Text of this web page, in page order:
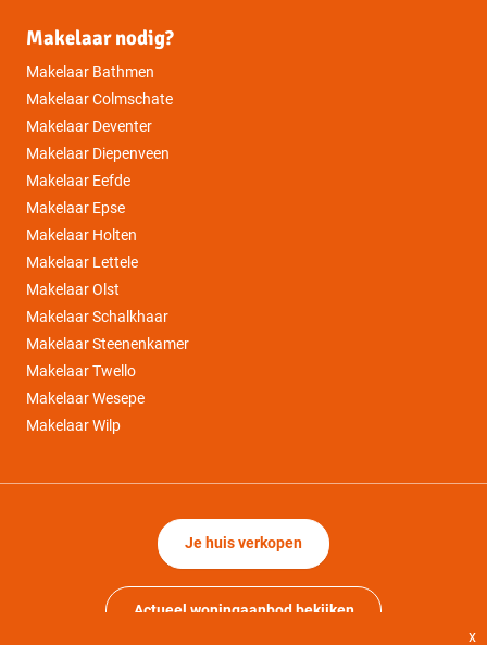
x
Makelaar nodig?
Makelaar Bathmen
Makelaar Colmschate
Makelaar Deventer
Makelaar Diepenveen
Makelaar Eefde
Makelaar Epse
Makelaar Holten
Makelaar Lettele
Makelaar Olst
Makelaar Schalkhaar
Makelaar Steenenkamer
Makelaar Twello
Makelaar Wesepe
Makelaar Wilp
Je huis verkopen
Actueel woningaanbod bekijken